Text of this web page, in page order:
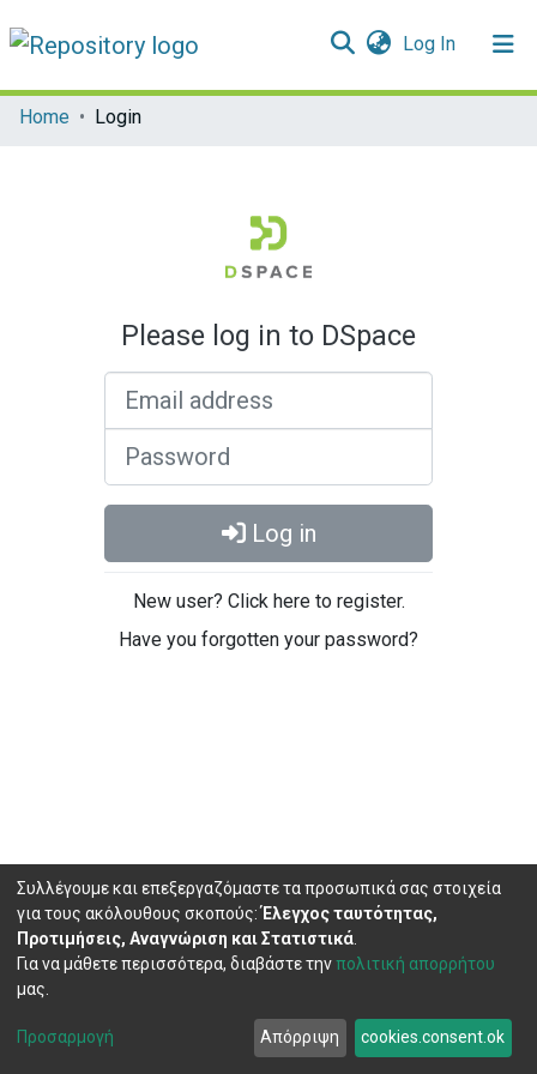
Log In(current)
Communities & Collections
Home Login
Please log in to DSpace
Log in
New user? Click here to register.
Have you forgotten your password?
Cookie
End User
Agreement
Send
Feedback
Συλλέγουμε και επεξεργαζόμαστε τα προσωπικά σας στοιχεία
για τους ακόλουθους σκοπούς:Έλεγχος ταυτότητας,
Προτιμήσεις, Αναγνώριση και Στατιστικά
Για να μάθετε περισσότερα, διαβάστε τηνπολιτική απορρήτου
μας.
Προσαρμογή Απόρριψη cookies.consent.ok